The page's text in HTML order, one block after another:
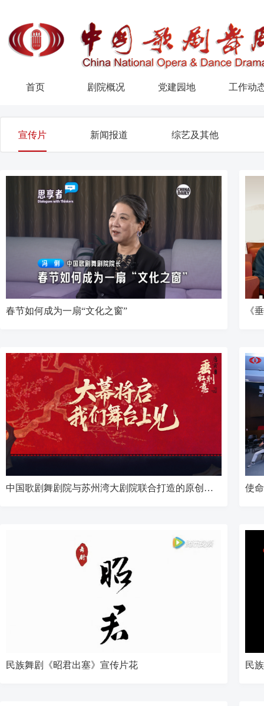
首页 剧院概况 党建园地 工作动
宣传片 新闻报道 综艺及其他
春节如何成为一扇“文化之窗” 《
中国歌剧舞剧院与苏州湾大剧院联合打造的原创舞剧《垂虹别意・唐寅》即将首演并开启巡演。
民族舞剧《昭君出塞》宣传片花 民